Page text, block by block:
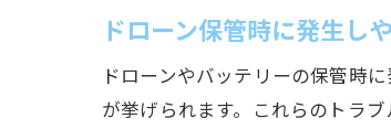
ドローン保管時に発生し
ドローンやバッテリーの保管時
が挙げられます。これらのトラ